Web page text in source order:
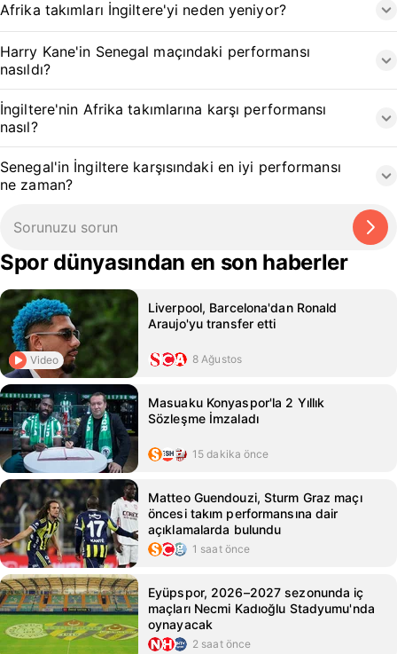
Afrika takımları İngiltere'yi neden yeniyor?
Harry Kane'in Senegal maçındaki performansı
nasıldı?
İngiltere'nin Afrika takımlarına karşı performansı
nasıl?
Senegal'in İngiltere karşısındaki en iyi performansı
ne zaman?
Spor dünyasından en son haberler
Video
Liverpool, Barcelona'dan Ronald
Araujo'yu transfer etti
8 Ağustos
Masuaku Konyaspor'la 2 Yıllık
Sözleşme İmzaladı
15 dakika önce
Matteo Guendouzi, Sturm Graz maçı
öncesi takım performansına dair
açıklamalarda bulundu
1 saat önce
Eyüpspor, 2026–2027 sezonunda iç
maçları Necmi Kadıoğlu Stadyumu'nda
oynayacak
2 saat önce